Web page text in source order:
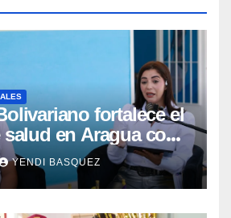
fortalece el
salud en Aragua con
del CDI La
YENDI BASQUEZ